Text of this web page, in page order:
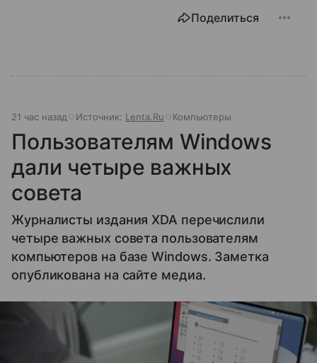
Поделиться
21 час назад Источник: Lenta.Ru Компьютеры
Пользователям Windows
дали четыре важных
совета
Журналисты издания XDA перечислили
четыре важных совета пользователям
компьютеров на базе Windows. Заметка
опубликована на сайте медиа.